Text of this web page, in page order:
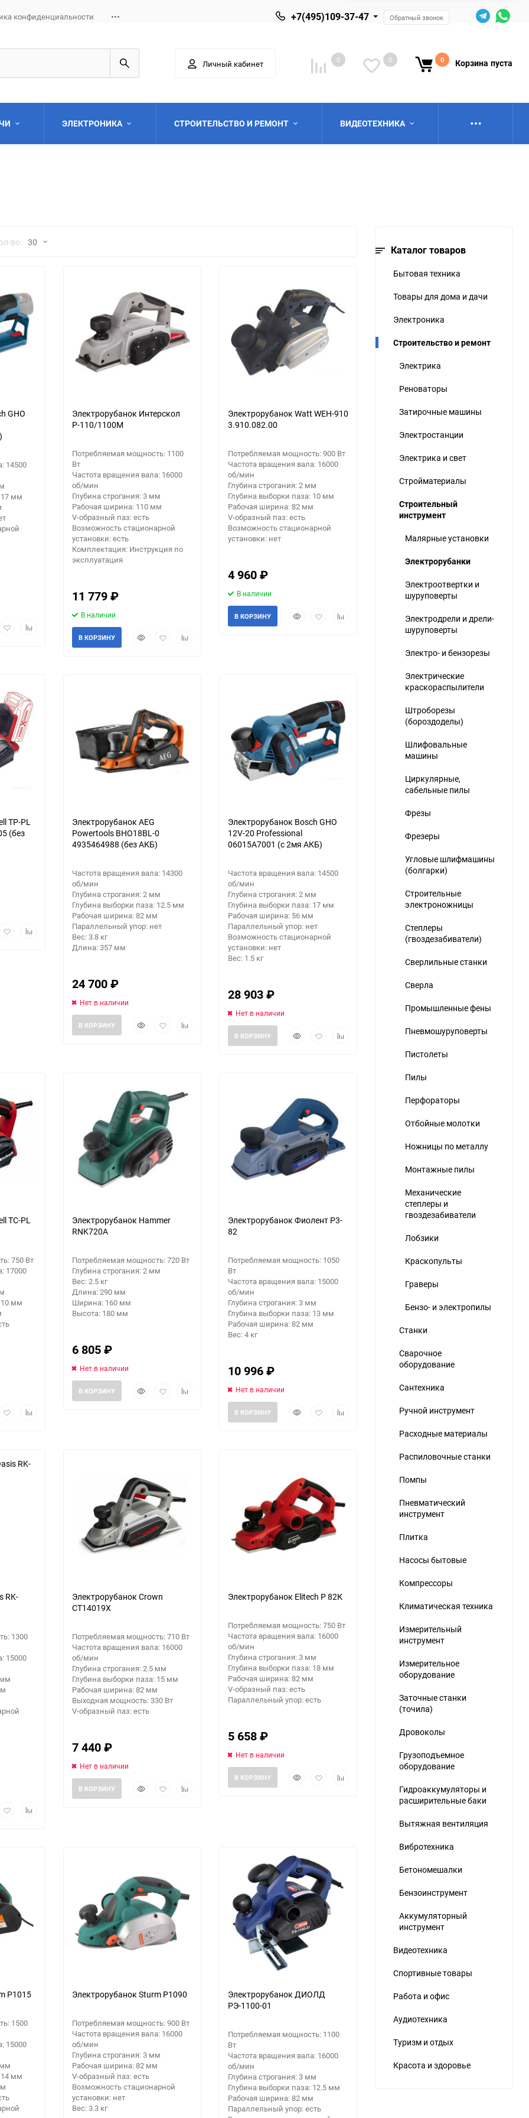
конфиденциальности +7(495)109-37-47 Обратный звонок
Личный кабинет 0 0 0 Корзина пуста
Выберите категорию
ЭЛЕКТРОНИКА
Выберите категорию
СТРОИТЕЛЬСТВО И РЕМОНТ
Выберите категорию
ВИДЕОТЕХНИКА
во: 30
60
90
150
GHO
14500
17 мм
ДобавитьДобавить
Электрорубанок Интерскол
Р-110/1100М
Потребляемая мощность: 1100
Вт
Частота вращения вала: 16000
об/мин
Глубина строгания: 3 мм
Рабочая ширина: 110 мм
V-образный паз: есть
Возможность стационарной
установки: есть
Комплектация: Инструкция по
эксплуатация
11 779₽
В наличии
БыстрыйДобавитьДобавить
В КОРЗИНУ
Электрорубанок Watt WEH-910
3.910.082.00
Потребляемая мощность: 900 Вт
Частота вращения вала: 16000
об/мин
Глубина строгания: 2 мм
Глубина выборки паза: 10 мм
Рабочая ширина: 82 мм
V-образный паз: есть
Возможность стационарной
установки: нет
4 960₽
В наличии
БыстрыйДобавитьДобавить
В КОРЗИНУ
TP-PL
(без
ДобавитьДобавить
Электрорубанок AEG
Powertools BHO18BL-0
4935464988 (без АКБ)
Частота вращения вала: 14300
об/мин
Глубина строгания: 2 мм
Глубина выборки паза: 12.5 мм
Рабочая ширина: 82 мм
Параллельный упор: нет
Вес: 3.8 кг
Длина: 357 мм
24 700₽
Нет в наличии
БыстрыйДобавитьДобавить
В КОРЗИНУ
Электрорубанок Bosch GHO
12V-20 Professional
06015A7001 (с 2мя АКБ)
Частота вращения вала: 14500
об/мин
Глубина строгания: 2 мм
Глубина выборки паза: 17 мм
Рабочая ширина: 56 мм
Параллельный упор: нет
Возможность стационарной
установки: нет
Вес: 1.5 кг
28 903₽
Нет в наличии
БыстрыйДобавитьДобавить
В КОРЗИНУ
TC-PL
750 Вт
17000
10 мм
ДобавитьДобавить
Электрорубанок Hammer
RNK720A
Потребляемая мощность: 720 Вт
Глубина строгания: 2 мм
Вес: 2.5 кг
Длина: 290 мм
Ширина: 160 мм
Высота: 180 мм
6 805₽
Нет в наличии
БыстрыйДобавитьДобавить
В КОРЗИНУ
Электрорубанок Фиолент Р3-
82
Потребляемая мощность: 1050
Вт
Частота вращения вала: 15000
об/мин
Глубина строгания: 3 мм
Глубина выборки паза: 13 мм
Рабочая ширина: 82 мм
Вес: 4 кг
10 996₽
Нет в наличии
БыстрыйДобавитьДобавить
В КОРЗИНУ
RK-
1300
15000
мм
ДобавитьДобавить
еще 2 фото
Электрорубанок Crown
CT14019X
Потребляемая мощность: 710 Вт
Частота вращения вала: 16000
об/мин
Глубина строгания: 2.5 мм
Глубина выборки паза: 15 мм
Рабочая ширина: 82 мм
Выходная мощность: 330 Вт
V-образный паз: есть
7 440₽
Нет в наличии
БыстрыйДобавитьДобавить
В КОРЗИНУ
Электрорубанок Elitech Р 82К
Потребляемая мощность: 750 Вт
Частота вращения вала: 16000
об/мин
Глубина строгания: 3 мм
Глубина выборки паза: 18 мм
Рабочая ширина: 82 мм
V-образный паз: есть
Параллельный упор: есть
5 658₽
Нет в наличии
БыстрыйДобавитьДобавить
В КОРЗИНУ
P1015
1500
15000
мм
14 мм
Электрорубанок Sturm P1090
Потребляемая мощность: 900 Вт
Частота вращения вала: 16000
об/мин
Глубина строгания: 3 мм
Рабочая ширина: 82 мм
V-образный паз: есть
Возможность стационарной
установки: нет
Вес: 3.3 кг
Электрорубанок ДИОЛД
РЭ-1100-01
Потребляемая мощность: 1100
Вт
Частота вращения вала: 16000
об/мин
Глубина строгания: 3 мм
Глубина выборки паза: 12.5 мм
Рабочая ширина: 82 мм
Параллельный упор: есть
Каталог товаров
Бытовая техника
Товары для дома и дачи
Электроника
Строительство и ремонт
Электрика
Реноваторы
Затирочные машины
Электростанции
Электрика и свет
Стройматериалы
Строительный
инструмент
Малярные установки
Электрорубанки
Электроотвертки и
шуруповерты
Электродрели и дрели-
шуруповерты
Электро- и бензорезы
Электрические
краскораспылители
Штроборезы
(бороздоделы)
Шлифовальные
машины
Циркулярные,
сабельные пилы
Фрезы
Фрезеры
Угловые шлифмашины
(болгарки)
Строительные
электроножницы
Степлеры
(гвоздезабиватели)
Сверлильные станки
Сверла
Промышленные фены
Пневмошуруповерты
Пистолеты
Пилы
Перфораторы
Отбойные молотки
Ножницы по металлу
Монтажные пилы
Механические
степлеры и
гвоздезабиватели
Лобзики
Краскопульты
Граверы
Бензо- и электропилы
Станки
Сварочное
оборудование
Сантехника
Ручной инструмент
Расходные материалы
Распиловочные станки
Помпы
Пневматический
инструмент
Плитка
Насосы бытовые
Компрессоры
Климатическая техника
Измерительный
инструмент
Измерительное
оборудование
Заточные станки
(точила)
Дровоколы
Грузоподъемное
оборудование
Гидроаккумуляторы и
расширительные баки
Вытяжная вентиляция
Вибротехника
Бетономешалки
Бензоинструмент
Аккумуляторный
инструмент
Видеотехника
Спортивные товары
Работа и офис
Аудиотехника
Туризм и отдых
Красота и здоровье